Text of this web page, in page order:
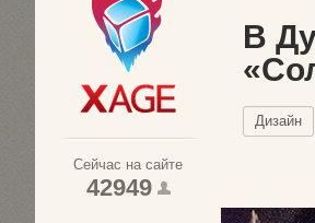
Сейчас на сайте
42949
В
Дизайн